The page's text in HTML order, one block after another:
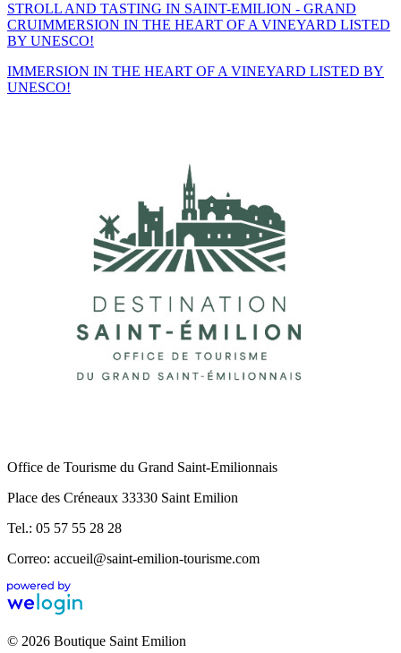
STROLL AND TASTING IN SAINT-EMILION - GRAND
CRUIMMERSION IN THE HEART OF A VINEYARD LISTED
BY UNESCO!
IMMERSION IN THE HEART OF A VINEYARD LISTED BY
UNESCO!
Office de Tourisme du Grand Saint-Emilionnais
Place des Créneaux 33330 Saint Emilion
Tel.: 05 57 55 28 28
Correo: accueil@saint-emilion-tourisme.com
© 2026 Boutique Saint Emilion